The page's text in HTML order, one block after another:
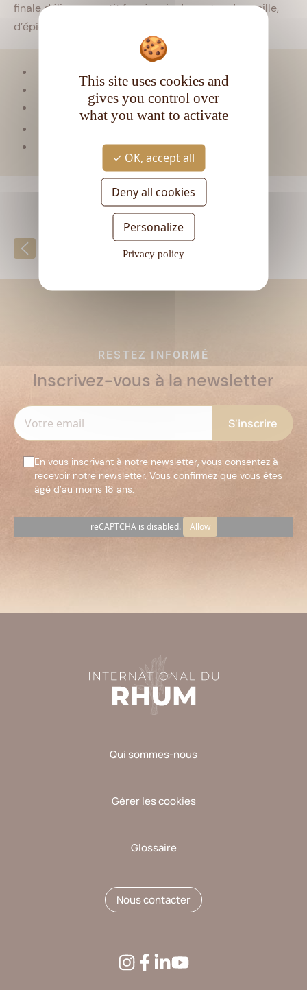
finale délivre un petit fumé, puis des notes de vanille,
d’épices douces et de boisé. Un rhum ardent.
Matière première :Mélasse
Type de rhum :Vieux
Degré d'alcool :40°
Retour à la liste
RESTEZ INFORMÉ
Inscrivez-vous à la newsletter
En vous inscrivant à notre newsletter, vous consentez à
recevoir notre newsletter. Vous confirmez que vous êtes
âgé d’au moins 18 ans.
reCAPTCHA is disabled. Allow
vide.
Qui sommes-nous
Gérer les cookies
Glossaire
Nous contacter
This site uses cookies and
gives you control over
what you want to activate
OK, accept all
Deny all cookies
Personalize
Privacy policy